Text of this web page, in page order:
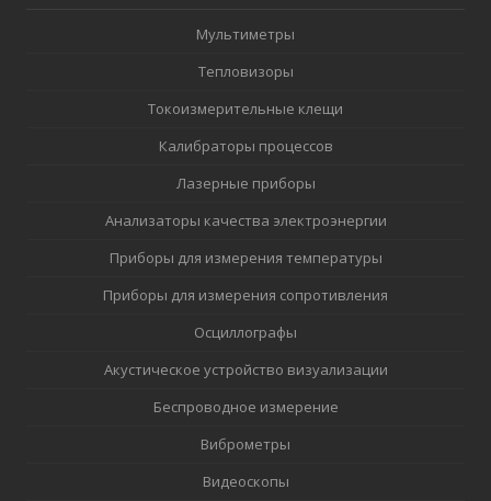
Мультиметры
Тепловизоры
Токоизмерительные клещи
Калибраторы процессов
Лазерные приборы
Анализаторы качества электроэнергии
Приборы для измерения температуры
Приборы для измерения сопротивления
Осциллографы
Акустическое устройство визуализации
Беспроводное измерение
Виброметры
Видеоскопы